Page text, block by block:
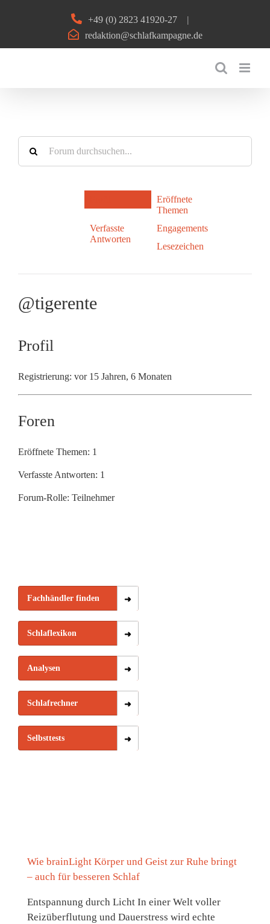
+49 (0) 2823 41920-27
|
redaktion@schlafkampagne.de
Eröffnete
Themen
Verfasste
Antworten
Engagements
Lesezeichen
@tigerente
Profil
Registrierung: vor 15 Jahren, 6 Monaten
Foren
Eröffnete Themen: 1
Verfasste Antworten: 1
Forum-Rolle: Teilnehmer
Fachhändler finden
Schlaflexikon
Analysen
Schlafrechner
Selbsttests
Wie brainLight Körper und Geist zur Ruhe bringt
– auch für besseren Schlaf
Entspannung durch Licht In einer Welt voller
Reizüberflutung und Dauerstress wird echte